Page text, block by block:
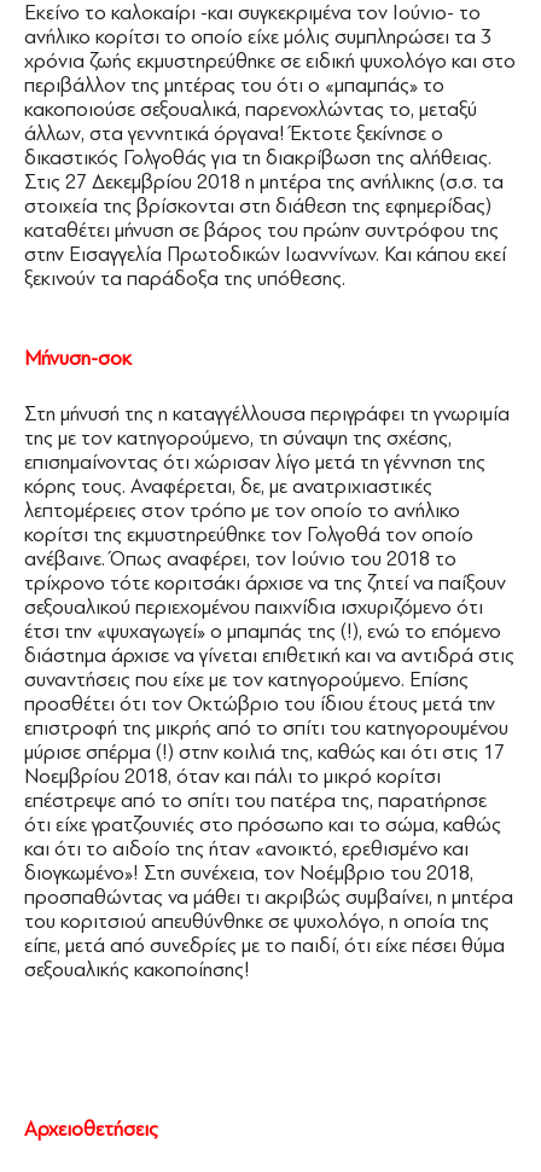
Εκείνο το καλοκαίρι -και συγκεκριμένα τον Ιούνιο- το
ανήλικο κορίτσι το οποίο είχε μόλις συμπληρώσει τα 3
χρόνια ζωής εκμυστηρεύθηκε σε ειδική ψυχολόγο και στο
περιβάλλον της μητέρας του ότι ο «μπαμπάς» το
κακοποιούσε σεξουαλικά, παρενοχλώντας το, μεταξύ
άλλων, στα γεννητικά όργανα! Έκτοτε ξεκίνησε ο
δικαστικός Γολγοθάς για τη διακρίβωση της αλήθειας.
Στις 27 Δεκεμβρίου 2018 η μητέρα της ανήλικης (σ.σ. τα
στοιχεία της βρίσκονται στη διάθεση της εφημερίδας)
καταθέτει μήνυση σε βάρος του πρώην συντρόφου της
στην Εισαγγελία Πρωτοδικών Ιωαννίνων. Και κάπου εκεί
ξεκινούν τα παράδοξα της υπόθεσης.
Μήνυση-σοκ
Στη μήνυσή της η καταγγέλλουσα περιγράφει τη γνωριμία
της με τον κατηγορούμενο, τη σύναψη της σχέσης,
επισημαίνοντας ότι χώρισαν λίγο μετά τη γέννηση της
κόρης τους. Αναφέρεται, δε, με ανατριχιαστικές
λεπτομέρειες στον τρόπο με τον οποίο το ανήλικο
κορίτσι της εκμυστηρεύθηκε τον Γολγοθά τον οποίο
ανέβαινε. Όπως αναφέρει, τον Ιούνιο του 2018 το
τρίχρονο τότε κοριτσάκι άρχισε να της ζητεί να παίξουν
σεξουαλικού περιεχομένου παιχνίδια ισχυριζόμενο ότι
έτσι την «ψυχαγωγεί» ο μπαμπάς της (!), ενώ το επόμενο
διάστημα άρχισε να γίνεται επιθετική και να αντιδρά στις
συναντήσεις που είχε με τον κατηγορούμενο. Επίσης
προσθέτει ότι τον Οκτώβριο του ίδιου έτους μετά την
επιστροφή της μικρής από το σπίτι του κατηγορουμένου
μύρισε σπέρμα (!) στην κοιλιά της, καθώς και ότι στις 17
Νοεμβρίου 2018, όταν και πάλι το μικρό κορίτσι
επέστρεψε από το σπίτι του πατέρα της, παρατήρησε
ότι είχε γρατζουνιές στο πρόσωπο και το σώμα, καθώς
και ότι το αιδοίο της ήταν «ανοικτό, ερεθισμένο και
διογκωμένο»! Στη συνέχεια, τον Νοέμβριο του 2018,
προσπαθώντας να μάθει τι ακριβώς συμβαίνει, η μητέρα
του κοριτσιού απευθύνθηκε σε ψυχολόγο, η οποία της
είπε, μετά από συνεδρίες με το παιδί, ότι είχε πέσει θύμα
σεξουαλικής κακοποίησης!
Αρχειοθετήσεις